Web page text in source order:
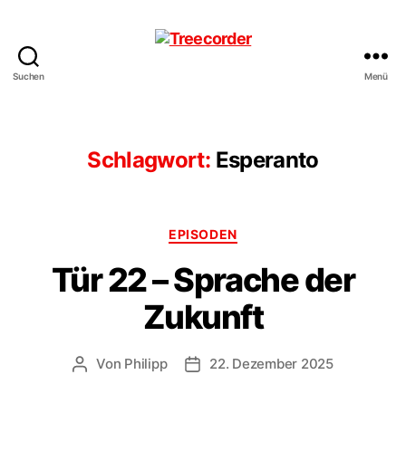
Suchen Menü
Schlagwort: Esperanto
Kategorien
EPISODEN
Tür 22 – Sprache der
Zukunft
Beitragsautor
Von Philipp Veröffentlichungsdatum
22. Dezember 2025